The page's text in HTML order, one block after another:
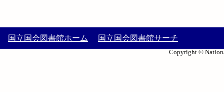
国立国会図書館ホーム 国立国会図書館サーチ
Copyright ©